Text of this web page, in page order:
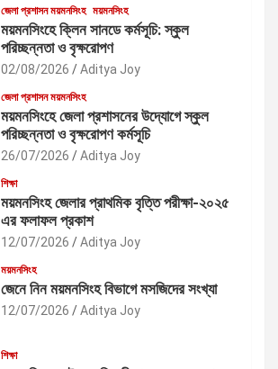
জেলা প্রশাসন ময়মনসিংহ ময়মনসিংহ
ময়মনসিংহে ক্লিন সানডে কর্মসূচি: স্কুল
পরিচ্ছন্নতা ও বৃক্ষরোপণ
02/08/2026 Aditya Joy
জেলা প্রশাসন ময়মনসিংহ
ময়মনসিংহে জেলা প্রশাসনের উদ্যোগে স্কুল
পরিচ্ছন্নতা ও বৃক্ষরোপণ কর্মসূচি
26/07/2026 Aditya Joy
শিক্ষা
ময়মনসিংহ জেলার প্রাথমিক বৃত্তি পরীক্ষা-২০২৫
এর ফলাফল প্রকাশ
12/07/2026 Aditya Joy
ময়মনসিংহ
জেনে নিন ময়মনসিংহ বিভাগে মসজিদের সংখ্যা
12/07/2026 Aditya Joy
শিক্ষা